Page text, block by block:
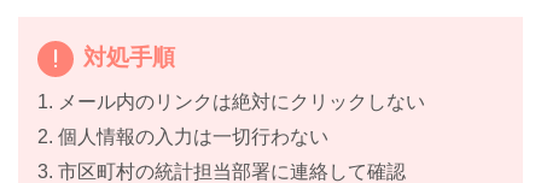
対処手順
1. メール内のリンクは絶対にクリックしない
2. 個人情報の入力は一切行わない
3. 市区町村の統計担当部署に連絡して確認